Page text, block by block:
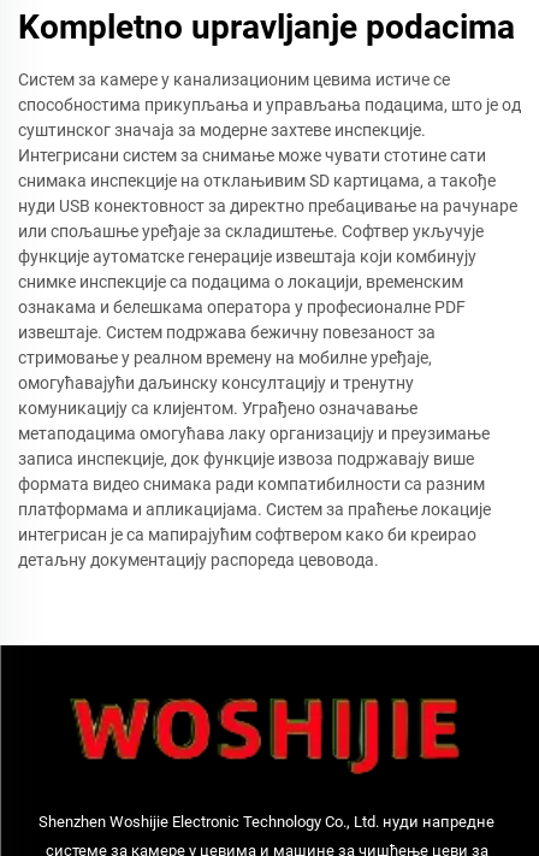
Kompletno upravljanje podacima
Систем за камере у канализационим цевима истиче се
способностима прикупљања и управљања подацима, што је од
суштинског значаја за модерне захтеве инспекције.
Интегрисани систем за снимање може чувати стотине сати
снимака инспекције на отклањивим SD картицама, а такође
нуди USB конектовност за директно пребацивање на рачунаре
или спољашње уређаје за складиштење. Софтвер укључује
функције аутоматске генерације извештаја који комбинују
снимке инспекције са подацима о локацији, временским
ознакама и белешкама оператора у професионалне PDF
извештаје. Систем подржава бежичну повезаност за
стримовање у реалном времену на мобилне уређаје,
омогућавајући даљинску консултацију и тренутну
комуникацију са клијентом. Уграђено означавање
метаподацима омогућава лаку организацију и преузимање
записа инспекције, док функције извоза подржавају више
формата видео снимака ради компатибилности са разним
платформама и апликацијама. Систем за праћење локације
интегрисан је са мапирајућим софтвером како би креирао
детаљну документацију распореда цевовода.
Shenzhen Woshijie Electronic Technology Co., Ltd. нуди напредне
системе за камере у цевима и машине за чишћење цеви за